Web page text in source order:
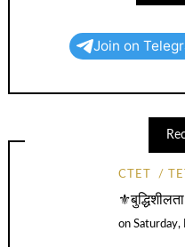
Join on
CTET
onSaturday,